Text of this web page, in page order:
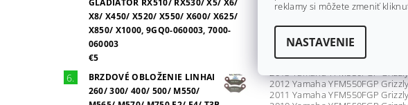
X8/ X450/ X520/ X550/ X600/ X625/
X850/ X1000, 9GQ0-060003, 7000-
060003
€5
BRZDOVÉ OBLOŽENIE LINHAI
260/ 300/ 400/ 500/ M550/
2009 Yamaha YFM550FG Grizzly
2012 Yamaha YFM550FGH
2011 Yamaha YFM550FGH
2010 Yamaha YFM550FGH
2009 Yamaha YFM550FGH
2013 Yamaha YFM550FGP
2012 Yamaha YFM550FGP
2011 Yamaha YFM550FGP
reklamy si môžete zmeniť
NASTAVENIE